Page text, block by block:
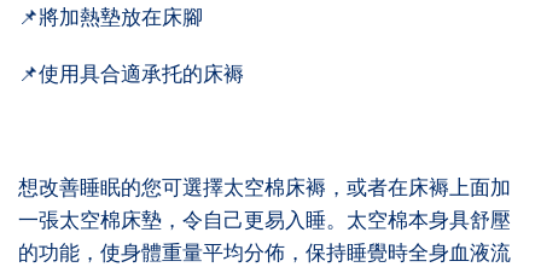
📌將加熱墊放在床腳
📌使用具合適承托的床褥
想改善睡眠的您可選擇太空棉床褥，或者在床褥上面加
一張太空棉床墊，令自己更易入睡。太空棉本身具舒壓
的功能，使身體重量平均分佈，保持睡覺時全身血液流